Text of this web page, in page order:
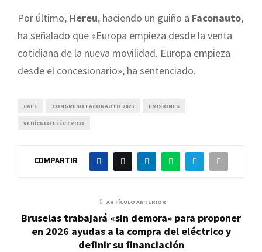
Por último, Hereu, haciendo un guiño a Faconauto,
ha señalado que «Europa empieza desde la venta
cotidiana de la nueva movilidad. Europa empieza
desde el concesionario», ha sentenciado.
CAFE CONGRESO FACONAUTO 2025 EMISIONES
VEHÍCULO ELÉCTRICO
COMPARTIR
ARTÍCULO ANTERIOR
Bruselas trabajará «sin demora» para proponer
en 2026 ayudas a la compra del eléctrico y
definir su financiación